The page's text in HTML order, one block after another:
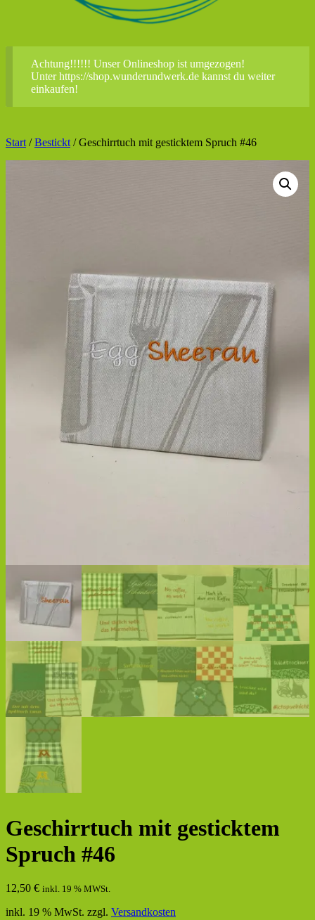
Achtung!!!!!! Unser Onlineshop ist umgezogen!
Unter https://shop.wunderundwerk.de kannst du weiter
einkaufen!
Start /Bestickt / Geschirrtuch mit gesticktem Spruch #46
Geschirrtuch mit gesticktem
Spruch #46
12,50 € inkl. 19 % MWSt.
inkl. 19 % MwSt. zzgl. Versandkosten